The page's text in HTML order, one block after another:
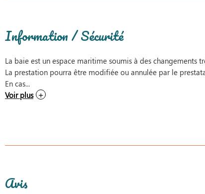
Information / Sécurité
La baie est un espace maritime soumis à des changements
La prestation pourra être modifiée ou annulée par le
En cas...
Voir plus
Avis